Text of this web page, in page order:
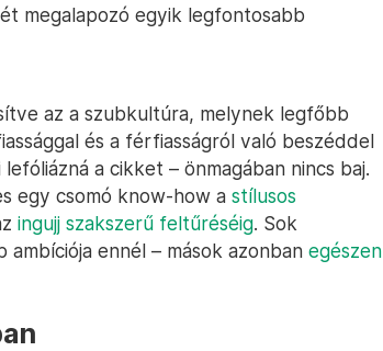
megalapozó egyik legfontosabb
az a szubkultúra, melynek legfőbb
és a férfiasságról való beszéddel
a cikket – önmagában nincs baj.
egy csomó know-how a stílusos
ingujj szakszerű feltűréséig. Sok
ennél – mások azonban egészen